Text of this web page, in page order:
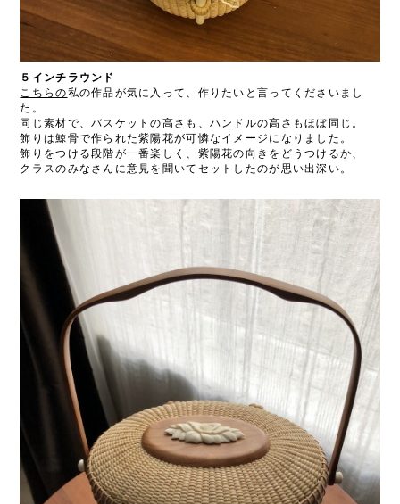
５インチラウンド
こちらの私の作品が気に入って、作りたいと言ってくださいまし
た。
同じ素材で、バスケットの高さも、ハンドルの高さもほぼ同じ。
飾りは鯨骨で作られた紫陽花が可憐なイメージになりました。
飾りをつける段階が一番楽しく、紫陽花の向きをどうつけるか、
クラスのみなさんに意見を聞いてセットしたのが思い出深い。